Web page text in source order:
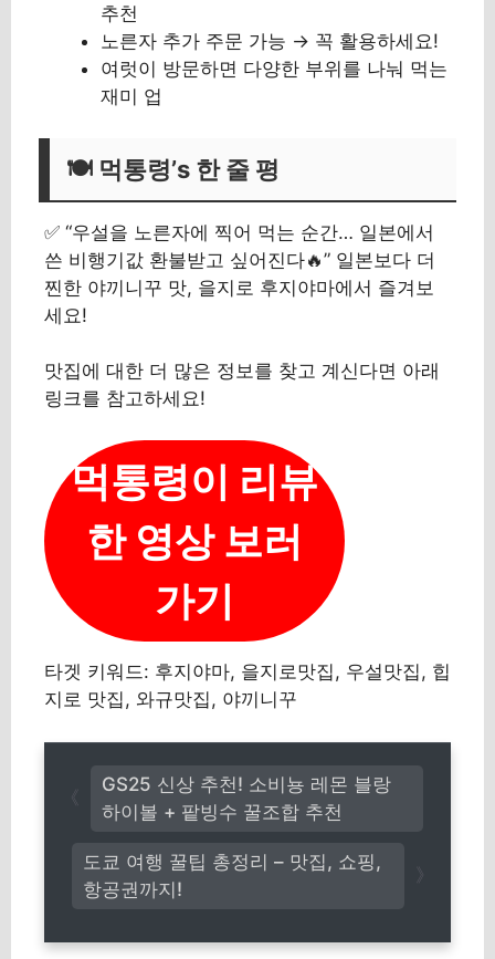
추천
노른자 추가 주문 가능 → 꼭 활용하세요!
여럿이 방문하면 다양한 부위를 나눠 먹는
재미 업
🍽 먹통령’s 한 줄 평
✅ “우설을 노른자에 찍어 먹는 순간… 일본에서
쓴 비행기값 환불받고 싶어진다🔥” 일본보다 더
찐한 야끼니꾸 맛, 을지로 후지야마에서 즐겨보
세요!
맛집에 대한 더 많은 정보를 찾고 계신다면 아래
링크를 참고하세요!
먹통령이 리뷰
한 영상 보러
가기
타겟 키워드: 후지야마, 을지로맛집, 우설맛집, 힙
지로 맛집, 와규맛집, 야끼니꾸
도쿄 여행 꿀팁 총정리 – 맛집, 쇼핑,
항공권까지!
GS25 신상 추천! 소비뇽 레몬 블랑
하이볼 + 팥빙수 꿀조합 추천